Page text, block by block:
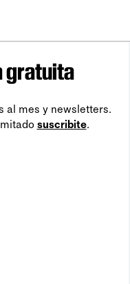
gratuita
al mes y newsletters.
suscribite.